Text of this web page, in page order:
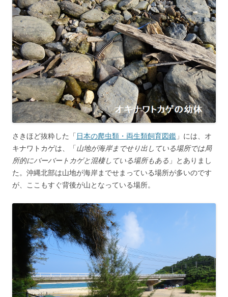
さきほど抜粋した「 日本の爬虫類・両生類飼育図鑑 」には、オ
キナワトカゲは、「山地が海岸までせり出している場所では局
所的にバーバートカゲと混棲している場所もある 」とありまし
た。沖縄北部は山地が海岸までせまっている場所が多いのです
が、ここもすぐ背後が山となっている場所。